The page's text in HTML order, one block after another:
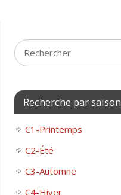
Recherche par saison
C1-Printemps
C2-Été
C3-Automne
C4-Hiver